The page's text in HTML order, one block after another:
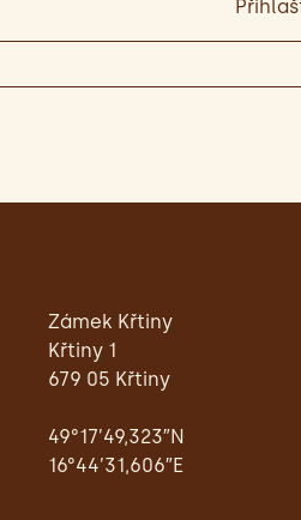
Zámek Křtiny
Křtiny 1
679 05 Křtiny
49°17’49,323″N
16°44’31,606″E